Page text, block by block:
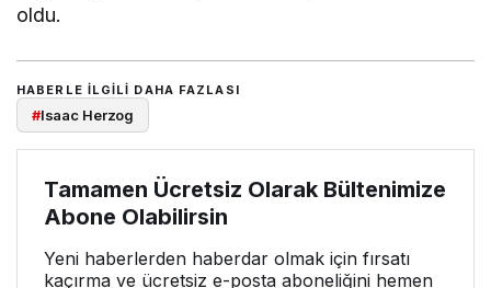
oldu.
HABERLE ILGILI DAHA FAZLASI
#Isaac Herzog
Tamamen Ücretsiz Olarak Bültenimize
Abone Olabilirsin
Yeni haberlerden haberdar olmak için fırsatı
kaçırma ve ücretsiz e-posta aboneliğini hemen